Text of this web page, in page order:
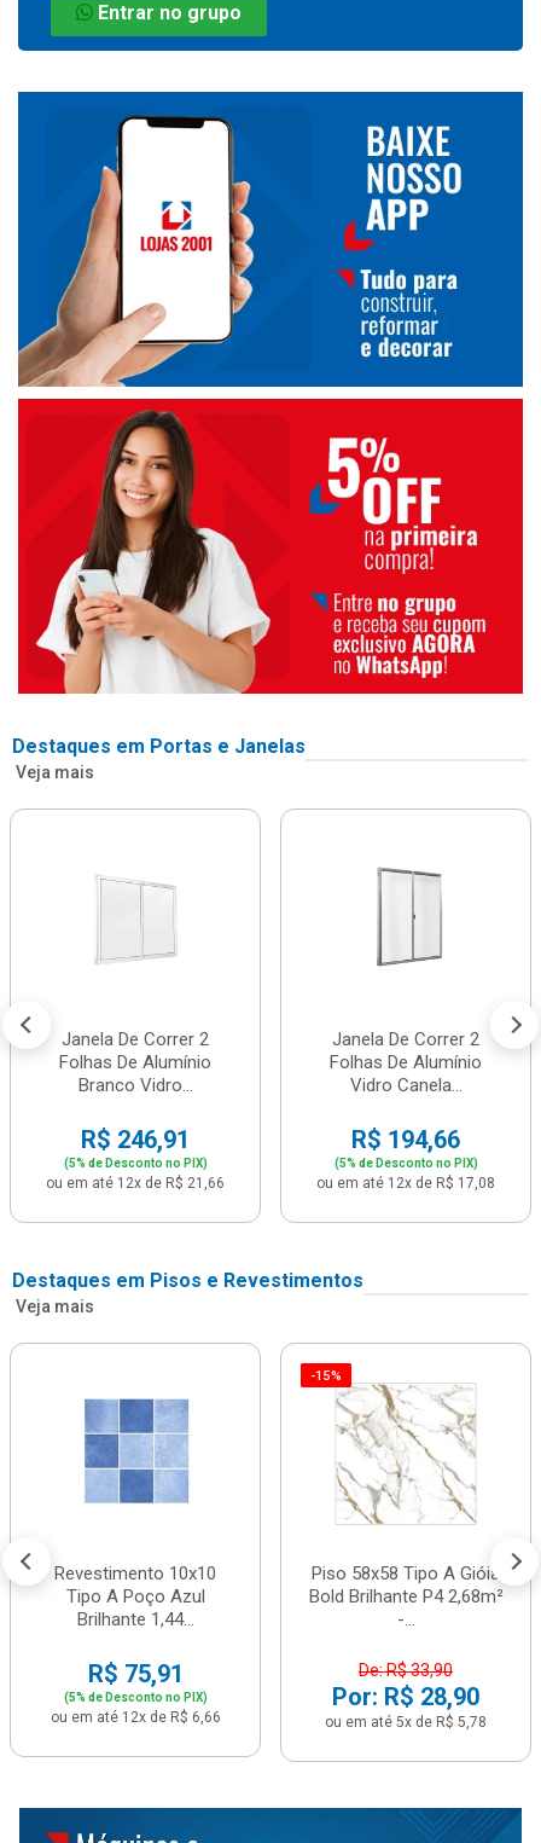
Entrar no grupo
Destaques em Portas e Janelas
Veja mais
Janela De Correr 2
Folhas De Alumínio
Branco Vidro...
R$ 246,91
(5% de Desconto no PIX)
ou em até 12x de R$ 21,66
Janela De Correr 2
Folhas De Alumínio
Vidro Canela...
R$ 194,66
(5% de Desconto no PIX)
ou em até 12x de R$ 17,08
Destaques em Pisos e Revestimentos
Veja mais
Revestimento 10x10
Tipo A Poço Azul
Brilhante 1,44...
R$ 75,91
(5% de Desconto no PIX)
ou em até 12x de R$ 6,66
-15%
Piso 58x58 Tipo A Gióia
Bold Brilhante P4 2,68m²
-...
De: R$ 33,90
Por: R$ 28,90
ou em até 5x de R$ 5,78